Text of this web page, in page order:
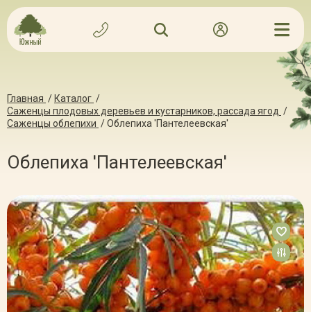
Главная / Каталог /
Саженцы плодовых деревьев и кустарников, рассада ягод /
Саженцы облепихи /Облепиха 'Пантелеевская'
Облепиха 'Пантелеевская'